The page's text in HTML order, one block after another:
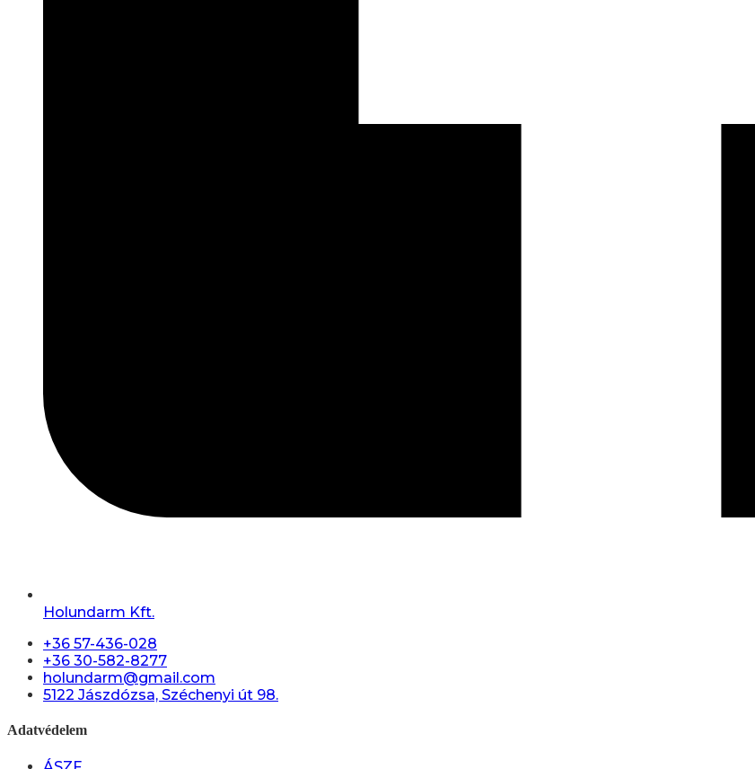
Holundarm Kft.
+36 57-436-028
+36 30-582-8277
holundarm@gmail.com
5122 Jászdózsa, Széchenyi út 98.
Adatvédelem